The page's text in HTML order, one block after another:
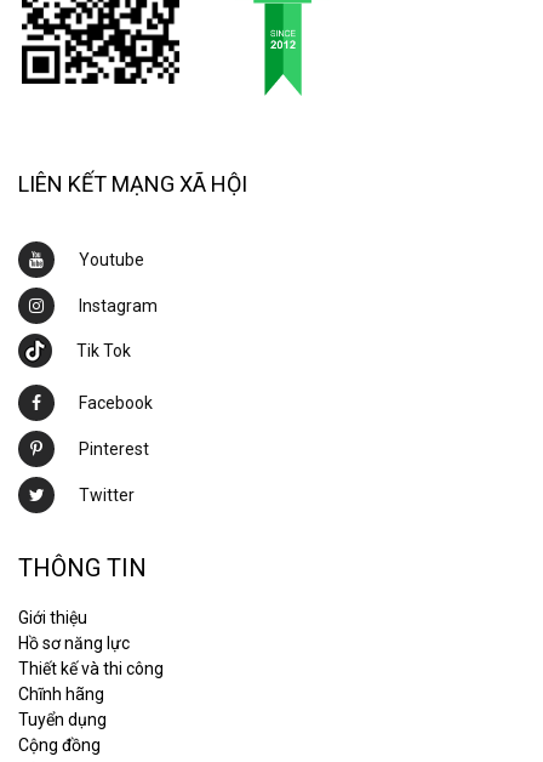
LIÊN KẾT MẠNG XÃ HỘI
Youtube
Instagram
Tik Tok
Facebook
Pinterest
Twitter
THÔNG TIN
Giới thiệu
Hồ sơ năng lực
Thiết kế và thi công
Chĩnh hãng
Tuyển dụng
Cộng đồng